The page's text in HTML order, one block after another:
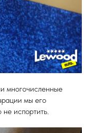
многочисленные
мы его
не испортить.